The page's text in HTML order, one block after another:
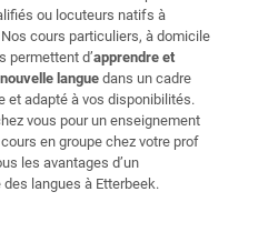
ou locuteurs natifs à
cours particuliers, à domicile
permettent d’apprendre et
langue dans un cadre
et adapté à vos disponibilités.
vous pour un enseignement
en groupe chez votre prof
les avantages d’un
langues à Etterbeek.